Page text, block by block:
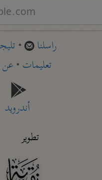
راسلنا •
تعليمات• عن
أندرويد
تطوير